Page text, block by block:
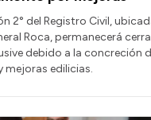
2° del Registro Civil,
Roca, permanecerá
debido a la concreción
mejoras edilicias.